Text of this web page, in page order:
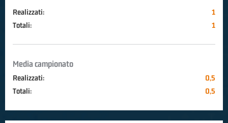
Realizzati:
1
Totali:
1
Media campionato
Realizzati:
0,5
Totali:
0,5